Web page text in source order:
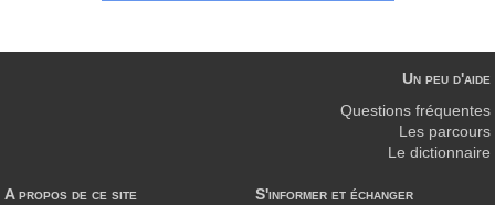
A propos de ce site
S'informer et échanger
Un peu d'aide
Questions fréquentes
Les parcours
Le dictionnaire